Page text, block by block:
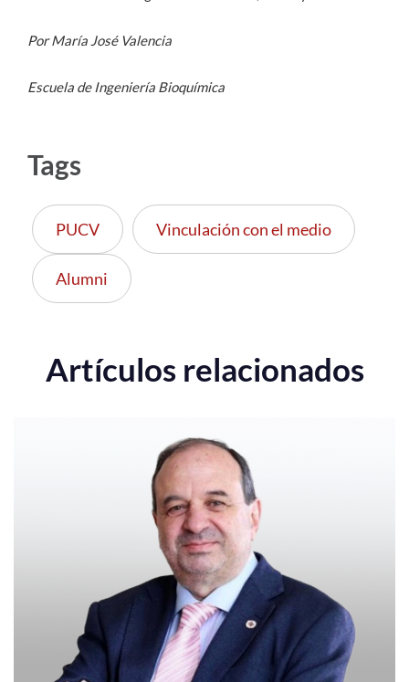
Por María José Valencia
Escuela de Ingeniería Bioquímica
Tags
PUCV Vinculación con el medio
Alumni
Artículos relacionados